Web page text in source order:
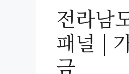
전라남
패널 |
금